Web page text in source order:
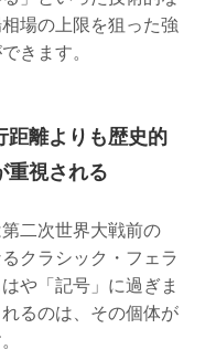
場の上限を狙った強
きます。
距離よりも歴史的
重視される
二次世界大戦前の
クラシック・フェラ
や「記号」に過ぎま
るのは、その個体が